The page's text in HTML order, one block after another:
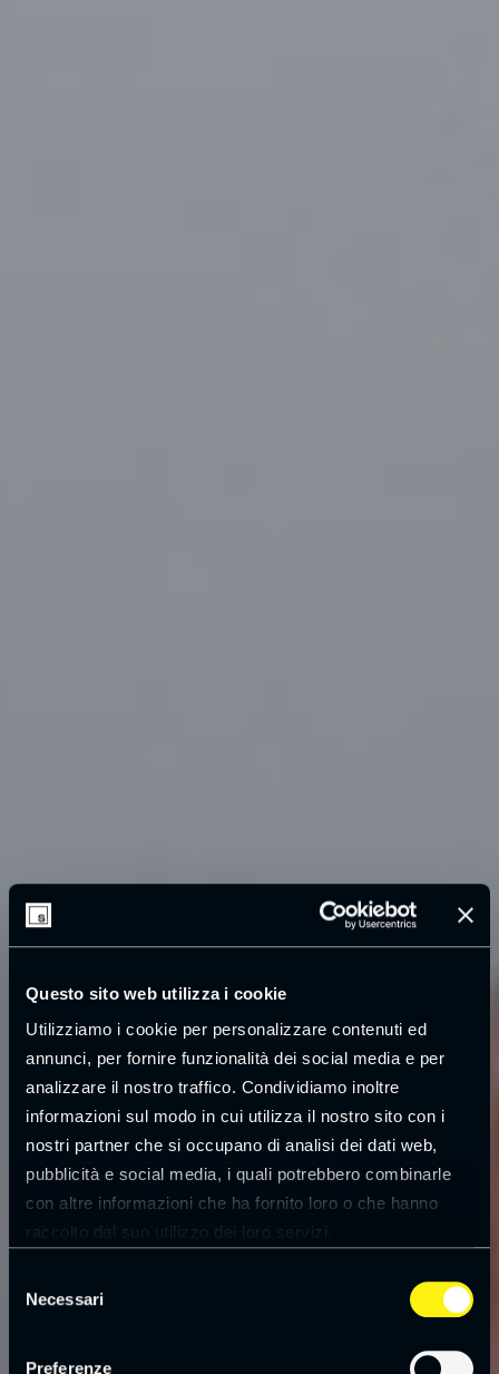
Questo sito web utilizza i cookie
Utilizziamo i cookie per personalizzare contenuti ed
annunci, per fornire funzionalità dei social media e per
analizzare il nostro traffico. Condividiamo inoltre
informazioni sul modo in cui utilizza il nostro sito con i
nostri partner che si occupano di analisi dei dati web,
pubblicità e social media, i quali potrebbero combinarle
con altre informazioni che ha fornito loro o che hanno
raccolto dal suo utilizzo dei loro servizi.
delNecessari
Preferenze